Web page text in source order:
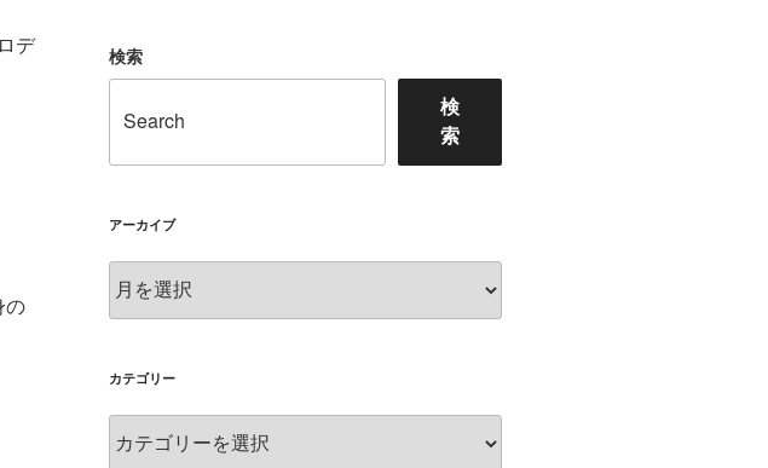
デ
の
検索
検
索
アーカイブ
ー
ブ
カテゴリー
テ